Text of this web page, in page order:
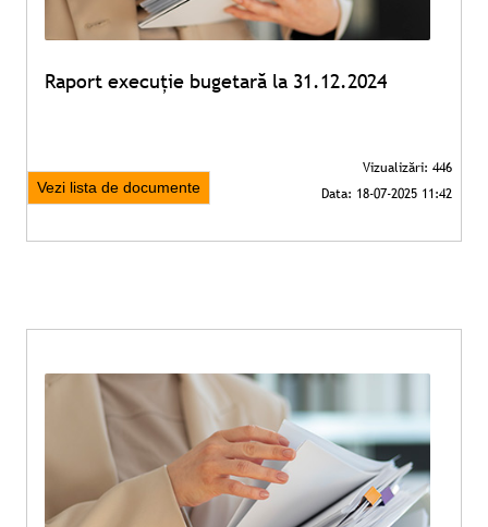
Raport execuție bugetară la 31.12.2024
Vezi lista de documente